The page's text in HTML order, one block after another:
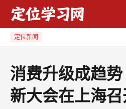
定位新闻
消费升级成趋
新大会在上海